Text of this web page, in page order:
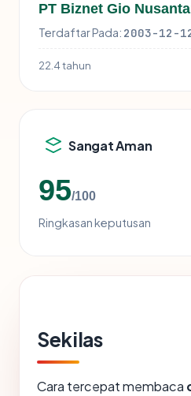
PT Biznet Gio
Terdaftar Pada: 2003-12-
22.4 tahun
Sangat Aman
95/100
Ringkasan keputusan
Sekilas
Cara tercepat membaca